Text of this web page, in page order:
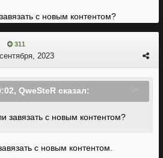
с новым контентом?
311
2023
QweSteR сказал:
завязать с новым контентом?
с новым контентом.